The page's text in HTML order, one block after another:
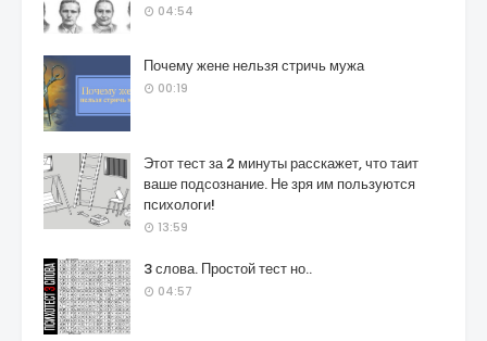
04:54
Почему жене нельзя стричь мужа
00:19
Этот тест за 2 минуты расскажет, что таит
ваше подсознание. Не зря им пользуются
психологи!
13:59
3 слова. Простой тест но..
04:57